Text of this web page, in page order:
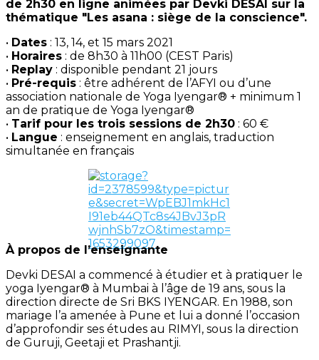
de 2h30 en ligne animées par Devki DESAI sur la
thématique "Les asana : siège de la conscience".
• Dates : 13, 14, et 15 mars 2021
• Horaires : de 8h30 à 11h00 (CEST Paris)
• Replay : disponible pendant 21 jours
• Pré-requis : être adhérent de l’AFYI ou d’une
association nationale de Yoga Iyengar® + minimum 1
an de pratique de Yoga Iyengar®
• Tarif pour les trois sessions de 2h30 : 60 €
• Langue : enseignement en anglais, traduction
simultanée en français
À propos de l’enseignante
Devki DESAI a commencé à étudier et à pratiquer le
yoga Iyengar® à Mumbai à l’âge de 19 ans, sous la
direction directe de Sri BKS IYENGAR. En 1988, son
mariage l’a amenée à Pune et lui a donné l’occasion
d’approfondir ses études au RIMYI, sous la direction
de Guruji, Geetaji et Prashantji.